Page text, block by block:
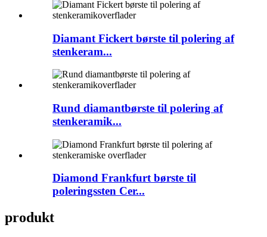
Diamant Fickert børste til polering af
stenkeram...
Rund diamantbørste til polering af
stenkeramik...
Diamond Frankfurt børste til
poleringssten Cer...
produkt